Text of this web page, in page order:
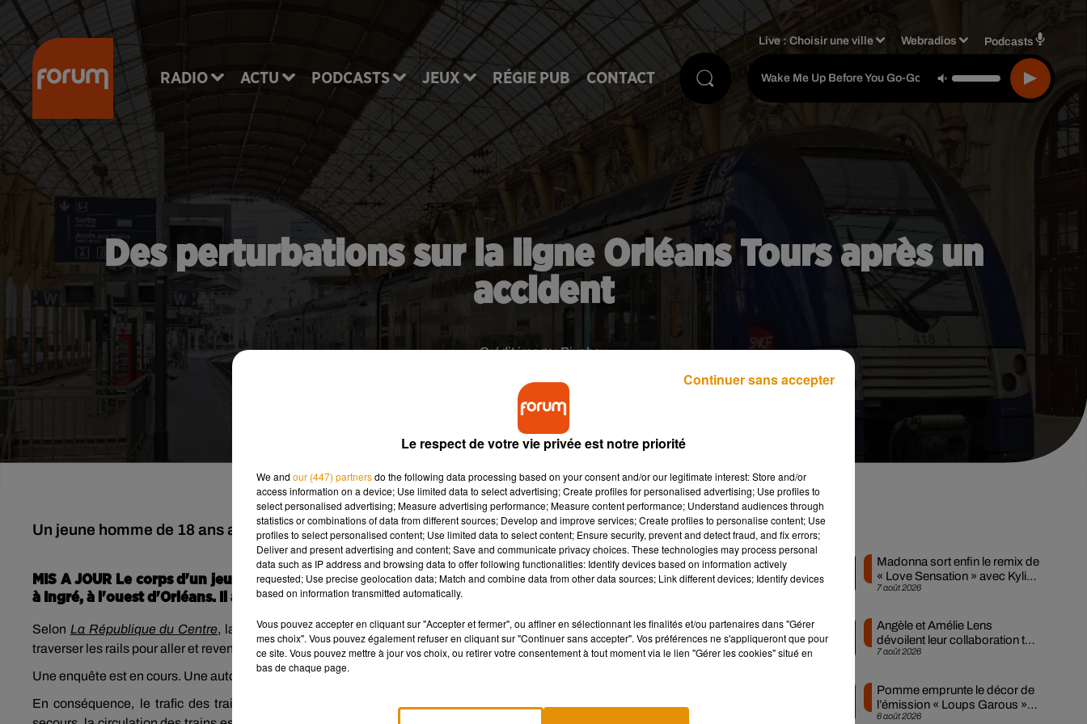
RADIO ACTU PODCASTS JEUX RÉGIE PUB CONTACT
Live :Choisir une ville Webradios Podcasts
Wake Me Up Before You Go-Go Wham!
Des perturbations sur la ligne Orléans Tours après un
accident
Crédit image:Pixabay
Un jeune homme de 18 ans a été tué accidentellement par un train ce jeudi matin à Ingré (Loiret).
MIS A JOUR Le corps d'un jeune homme de 18 ans a été retrouvé le long des voies ferrées ce jeudi matin
à Ingré, à l'ouest d'Orléans. Il aurait été mortellement percuté par un train.
Selon La République du Centre, la victime, un apprenti chez les compagnons du Devoir était sourd et avait l'habitude de
traverser les rails pour aller et revenir du travail.
Une enquête est en cours. Une autopsie est également prévue pour éclaircir les circonstances exactes du drame.
En conséquence, le trafic des trains a été légèrement perturbé entre Orléans et Tours. Le temps de l’intervention des
Musique
7 août 2026
Madonna sort enfin le remix de
« Love Sensation » avec Kylie
Minogue
7 août 2026
Angèle et Amélie Lens
dévoilent leur collaboration tant
attendue
6 août 2026
Pomme emprunte le décor de
l’émission « Loups Garous »
pour son...
Le respect de votre vie privée est notre priorité
We and our (447) partnersdo the following data processing based on your consent and/or our legitimate interest: Store and/or
access information on a device; Use limited data to select advertising; Create profiles for personalised advertising; Use profiles to
select personalised advertising; Measure advertising performance; Measure content performance; Understand audiences through
statistics or combinations of data from different sources; Develop and improve services; Create profiles to personalise content; Use
profiles to select personalised content; Use limited data to select content; Ensure security, prevent and detect fraud, and fix errors;
Deliver and present advertising and content; Save and communicate privacy choices. These technologies may process personal
data such as IP address and browsing data to offer following functionalities: Identify devices based on information actively
requested; Use precise geolocation data; Match and combine data from other data sources; Link different devices; Identify devices
based on information transmitted automatically.
Vous pouvez accepter en cliquant sur "Accepter et fermer", ou affiner en sélectionnant les finalités et/ou partenaires dans "Gérer
mes choix". Vous pouvez également refuser en cliquant sur "Continuer sans accepter". Vos préférences ne s'appliqueront que pour
ce site. Vous pouvez mettre à jour vos choix, ou retirer votre consentement à tout moment via le lien "Gérer les cookies" situé en
bas de chaque page.
Continuer sans accepter